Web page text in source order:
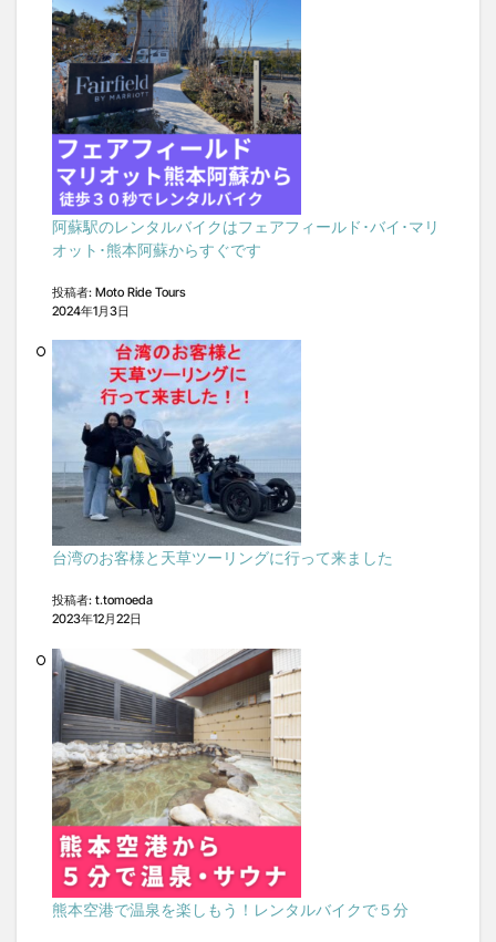
阿蘇駅のレンタルバイクはフェアフィールド･バイ･マリ
オット･熊本阿蘇からすぐです
投稿者: Moto Ride Tours
2024年1月3日
台湾のお客様と天草ツーリングに行って来ました
投稿者: t.tomoeda
2023年12月22日
熊本空港で温泉を楽しもう！レンタルバイクで５分